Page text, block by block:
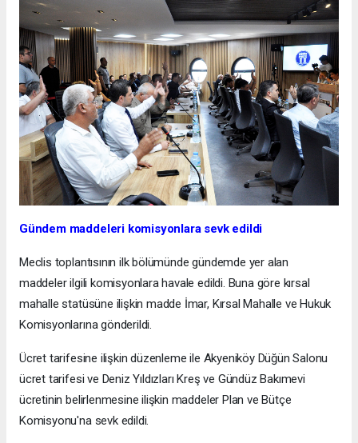
Gündem maddeleri komisyonlara sevk edildi
Meclis toplantısının ilk bölümünde gündemde yer alan
maddeler ilgili komisyonlara havale edildi. Buna göre kırsal
mahalle statüsüne ilişkin madde İmar, Kırsal Mahalle ve Hukuk
Komisyonlarına gönderildi.
Ücret tarifesine ilişkin düzenleme ile Akyeniköy Düğün Salonu
ücret tarifesi ve Deniz Yıldızları Kreş ve Gündüz Bakımevi
ücretinin belirlenmesine ilişkin maddeler Plan ve Bütçe
Komisyonu'na sevk edildi.